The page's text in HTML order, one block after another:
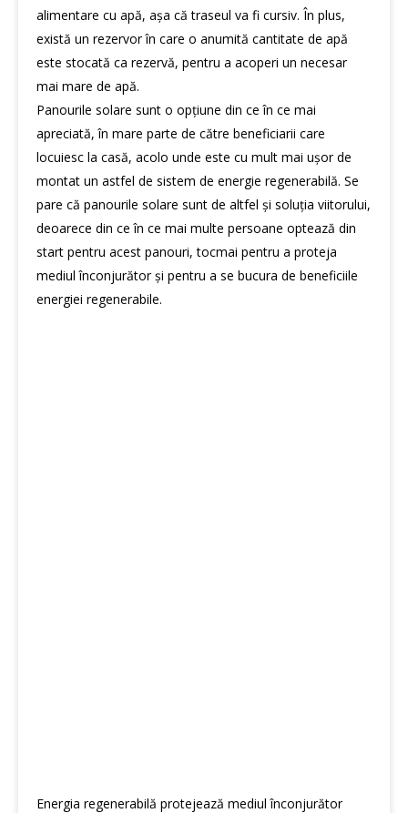
alimentare cu apă, așa că traseul va fi cursiv. În plus,
există un rezervor în care o anumită cantitate de apă
este stocată ca rezervă, pentru a acoperi un necesar
mai mare de apă.
Panourile solare sunt o opțiune din ce în ce mai
apreciată, în mare parte de către beneficiarii care
locuiesc la casă, acolo unde este cu mult mai ușor de
montat un astfel de sistem de energie regenerabilă. Se
pare că panourile solare sunt de altfel și soluția viitorului,
deoarece din ce în ce mai multe persoane optează din
start pentru acest panouri, tocmai pentru a proteja
mediul înconjurător și pentru a se bucura de beneficiile
energiei regenerabile.
Energia regenerabilă protejează mediul înconjurător